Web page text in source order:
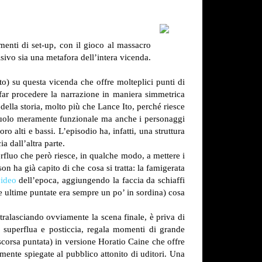
di set-up, con il gioco al massacro
sia una metafora dell’intera vicenda.
su questa vicenda che offre molteplici punti di
procedere la narrazione in maniera simmetrica
storia, molto più che Lance Ito, perché riesce
meramente funzionale ma anche i personaggi
alti e bassi. L’episodio ha, infatti, una struttura
dall’altra parte.
che però riesce, in qualche modo, a mettere i
ha già capito di che cosa si tratta: la famigerata
dell’epoca, aggiungendo la faccia da schiaffi
puntate era sempre un po’ in sordina) cosa
ovviamente la scena finale, è priva di
e posticcia, regala momenti di grande
puntata) in versione Horatio Caine che offre
spiegate al pubblico attonito di uditori. Una